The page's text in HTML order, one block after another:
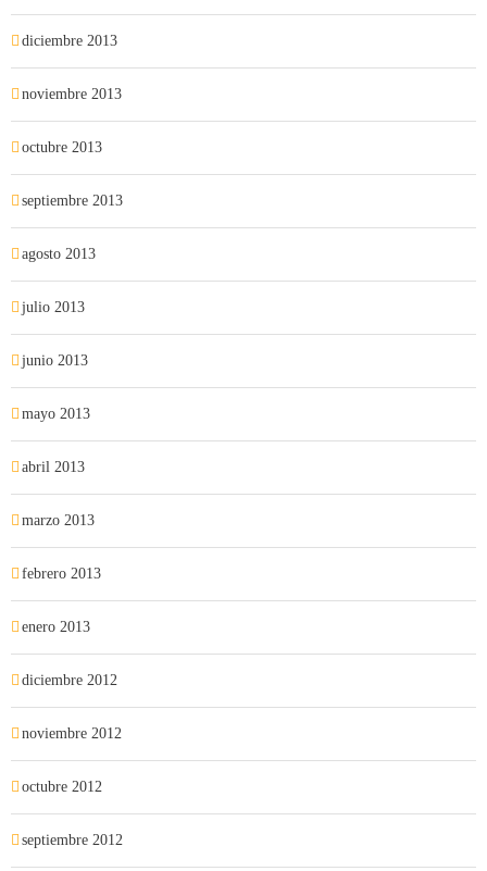
diciembre 2013
noviembre 2013
octubre 2013
septiembre 2013
agosto 2013
julio 2013
junio 2013
mayo 2013
abril 2013
marzo 2013
febrero 2013
enero 2013
diciembre 2012
noviembre 2012
octubre 2012
septiembre 2012